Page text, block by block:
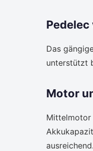
Pedelec
Das
unterstützt
Motor
Mittelmotor
ausreichend.